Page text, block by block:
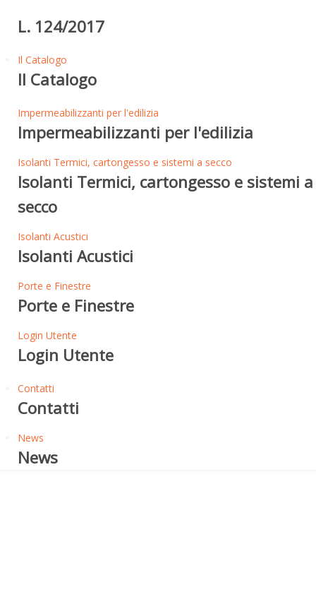
L. 124/2017
Il Catalogo
Il Catalogo
Impermeabilizzanti per l'edilizia
Impermeabilizzanti per l'edilizia
Isolanti Termici, cartongesso e sistemi a secco
Isolanti Termici, cartongesso e sistemi a
secco
Isolanti Acustici
Isolanti Acustici
Porte e Finestre
Porte e Finestre
Login Utente
Login Utente
Contatti
Contatti
News
News